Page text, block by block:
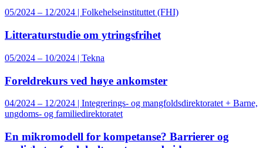
05/2024 – 12/2024 | Folkehelseinstituttet (FHI)
Litteraturstudie om ytringsfrihet
05/2024 – 10/2024 | Tekna
Foreldrekurs ved høye ankomster
04/2024 – 12/2024 | Integrerings- og mangfoldsdirektoratet + Barne,
ungdoms- og familiedirektoratet
En mikromodell for kompetanse? Barrierer og